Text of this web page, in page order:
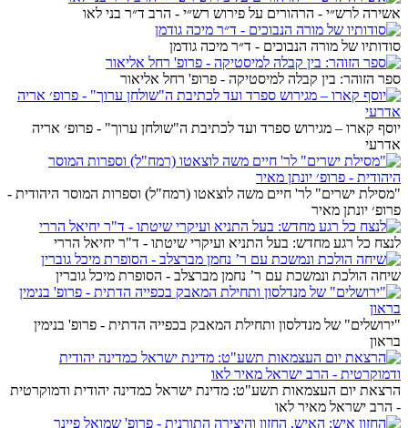
אשירה לרש״י - הרהורים על פירוש רש״י - הרב ד״ר בני לאו
סודותיו של מורה הנבוכים - ד״ר מיכה גודמן
ספר הזוהר: בין קבלה למיסטיקה - פרופ' רחל אליאור
יוסף קארו – מגירוש ספרד ועד לכתיבת ה"שולחן ערוך" - פרופ׳ אריה
אדרעי
"מסילת ישרים" לר' חיים משה לוצאטו (רמח"ל) וספרות המוסר היהודית -
פרופ׳ יונתן מאיר
לנצח כל רגע מחדש: בעל התניא ועיקרי שיטתו - ד"ר יחיאל הררי
שיחה הולכת ונמשכת עם ר’ נחמן מברצלב - הסופרת מיכל גוברין
"ירושלים" של מנדלסון ותחילת המאבק בכפייה הדתית - פרופ' בנימין
בראון
הרצאת יום העצמאות תשע"ט: מדינת ישראל כמדינה יהודית ודמוקרטית
- הרב ישראל מאיר לאו